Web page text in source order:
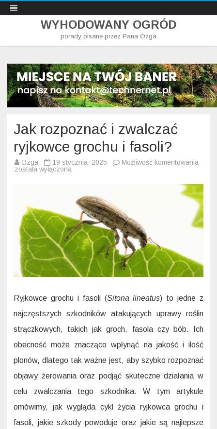
WYHODOWANY OGRÓD
porady pisane przez Pana Ozga
Skip
content
Jak rozpoznać i zwalczać
ryjkowce grochu i fasoli?
Ozga 19 stycznia, 2025 Możliwość komentowania
i
została wyłączona
Ryjkowce grochu i fasoli (Sitona lineatus) to jedne z
najczęstszych szkodników atakujących uprawy roślin
strączkowych, takich jak groch, fasola czy bób. Ich
obecność może znacząco wpłynąć na jakość i ilość
plonów, dlatego tak ważne jest, aby szybko rozpoznać
objawy żerowania oraz podjąć skuteczne działania w
celu zwalczania tego szkodnika. W tym artykule
omówimy, jak wygląda cykl życia ryjkowca grochu i
fasoli, jakie szkody powoduje oraz jakie są najlepsze